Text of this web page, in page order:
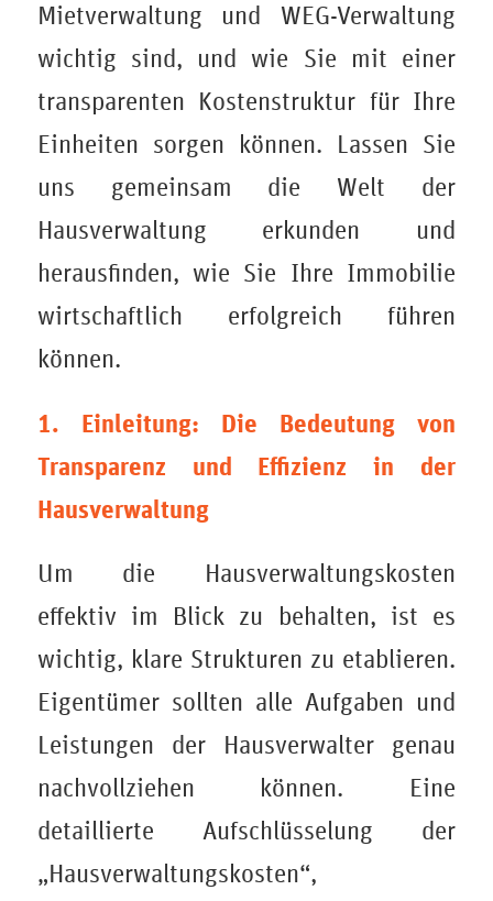
Mietverwaltung und WEG-Verwaltung
wichtig sind, und wie Sie mit einer
transparenten Kostenstruktur für Ihre
Einheiten sorgen können. Lassen Sie
uns gemeinsam die Welt der
Hausverwaltung erkunden und
herausfinden, wie Sie Ihre Immobilie
wirtschaftlich erfolgreich führen
können.
1. Einleitung: Die Bedeutung von
Transparenz und Effizienz in der
Hausverwaltung
Um die Hausverwaltungskosten
effektiv im Blick zu behalten, ist es
wichtig, klare Strukturen zu etablieren.
Eigentümer sollten alle Aufgaben und
Leistungen der Hausverwalter genau
nachvollziehen können. Eine
detaillierte Aufschlüsselung der
„Hausverwaltungskosten“,